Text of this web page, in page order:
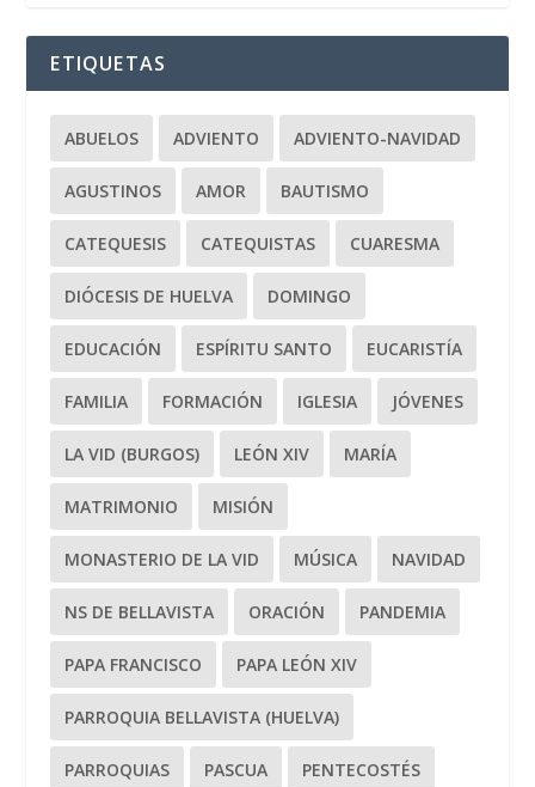
ETIQUETAS
ABUELOS ADVIENTO ADVIENTO-NAVIDAD
AGUSTINOS AMOR BAUTISMO
CATEQUESIS CATEQUISTAS CUARESMA
DIÓCESIS DE HUELVA DOMINGO
EDUCACIÓN ESPÍRITU SANTO EUCARISTÍA
FAMILIA FORMACIÓN IGLESIA JÓVENES
LA VID (BURGOS) LEÓN XIV MARÍA
MATRIMONIO MISIÓN
MONASTERIO DE LA VID MÚSICA NAVIDAD
NS DE BELLAVISTA ORACIÓN PANDEMIA
PAPA FRANCISCO PAPA LEÓN XIV
PARROQUIA BELLAVISTA (HUELVA)
PARROQUIAS PASCUA PENTECOSTÉS